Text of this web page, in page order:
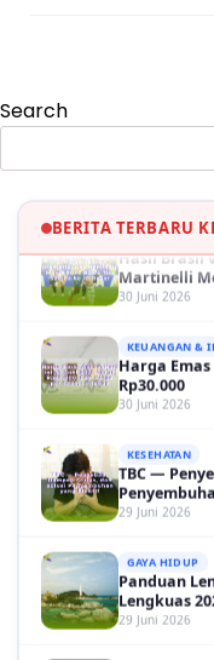
Search
BERITA TERBARU
Sinopsis
30 Juni 2026
OLAH RAGA
Hasil Brasil
Martinelli
30 Juni 2026
Harga Emas
Rp30.000
30 Juni 2026
TBC —
29 Juni 2026
Panduan
Lengkuas
29 Juni 2026